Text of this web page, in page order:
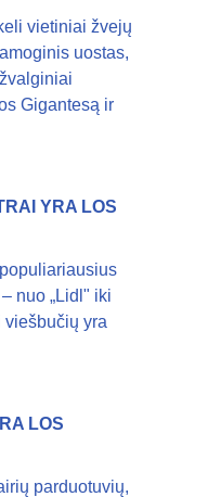
vietiniai žvejų
uostas,
Gigantesą ir
YRA LOS
nuo „Lidl" iki
viešbučių yra
LOS
parduotuvių,